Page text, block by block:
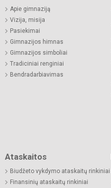
Apie gimnaziją
Vizija, misija
Pasiekimai
Gimnazijos himnas
Gimnazijos simboliai
Tradiciniai renginiai
Bendradarbiavimas
Ataskaitos
Biudžeto vykdymo ataskaitų rinkiniai
Finansinių ataskaitų rinkiniai